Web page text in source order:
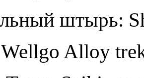
штырь:
Alloy